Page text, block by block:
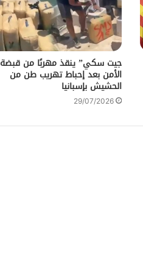
جيت سكي” ينقذ مهربًا من قبضة
الأمن بعد إحباط تهريب طن من
الحشيش بإسبانيا
29/07/2026